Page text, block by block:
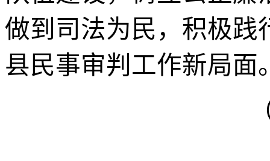
做到司法为民，积极践
县民事审判工作新局面